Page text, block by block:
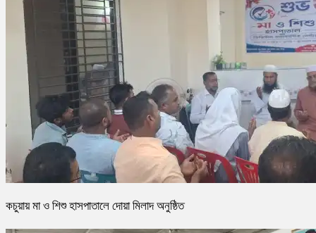
কচুয়ায় মা ও শিশু হাসপাতালে দোয়া মিলাদ অনুষ্ঠিত